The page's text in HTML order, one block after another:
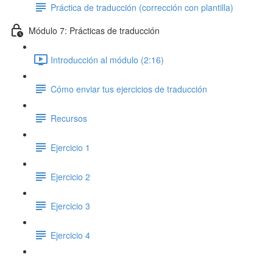
Práctica de traducción (corrección con plantilla)
Módulo 7: Prácticas de traducción
Introducción al módulo (2:16)
Cómo enviar tus ejercicios de traducción
Recursos
Ejercicio 1
Ejercicio 2
Ejercicio 3
Ejercicio 4